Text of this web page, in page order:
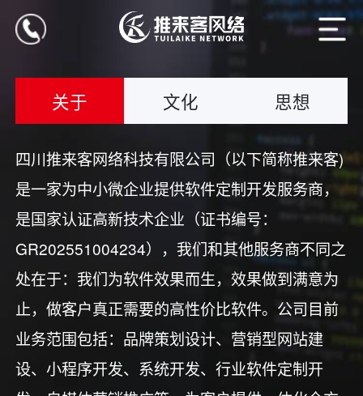
关于 文化 思想
四川推来客网络科技有限公司（以下简称推来客)
是一家为中小微企业提供软件定制开发服务商，
是国家认证高新技术企业（证书编号：
GR202551004234），我们和其他服务商不同之
处在于：我们为软件效果而生，效果做到满意为
止，做客户真正需要的高性价比软件。公司目前
业务范围包括：品牌策划设计、营销型网站建
设、小程序开发、系统开发、行业软件定制开